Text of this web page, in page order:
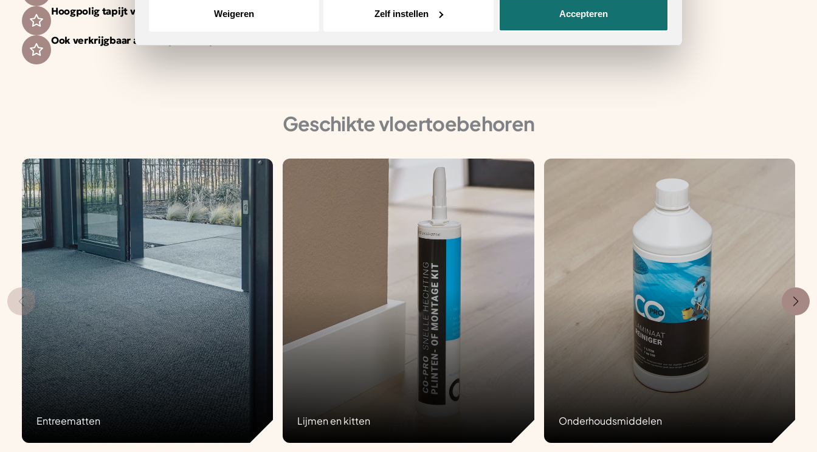
Weigeren Zelf instellen Accepteren
Hoogpolig tapijt voor een warm en sfeervol interieur
Ook verkrijgbaar als complete traprenovatie in hetzelfde decor
Geschikte vloertoebehoren
Entreematten Lijmen en kitten Onderhoudsmiddelen